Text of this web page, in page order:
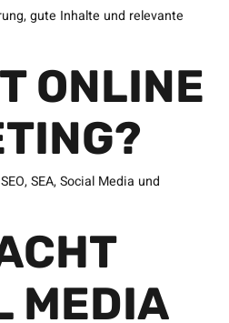
gute Inhalte und relevante
ONLINE
SEA, Social Media und
MEDIA